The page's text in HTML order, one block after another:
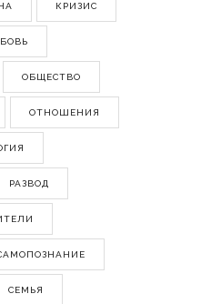
КРИЗИС
ОБЩЕСТВО
ОТНОШЕНИЯ
РАЗВОД
СЕМЬЯ